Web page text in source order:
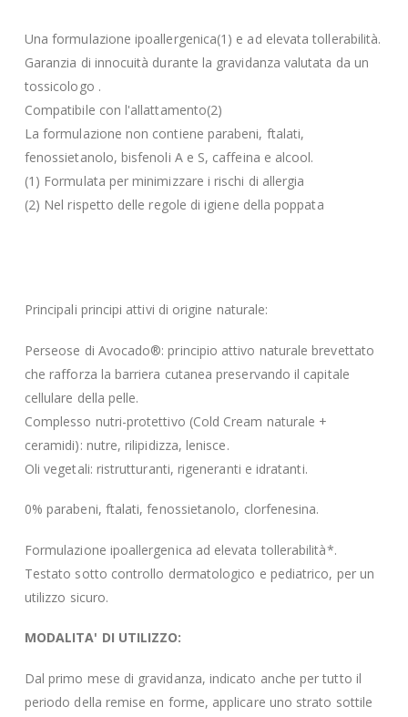
Una formulazione ipoallergenica(1) e ad elevata tollerabilità.
Garanzia di innocuità durante la gravidanza valutata da un
tossicologo .
Compatibile con l'allattamento(2)
La formulazione non contiene parabeni, ftalati,
fenossietanolo, bisfenoli A e S, caffeina e alcool.
(1) Formulata per minimizzare i rischi di allergia
(2) Nel rispetto delle regole di igiene della poppata
Principali principi attivi di origine naturale:
Perseose di Avocado®: principio attivo naturale brevettato
che rafforza la barriera cutanea preservando il capitale
cellulare della pelle.
Complesso nutri-protettivo (Cold Cream naturale +
ceramidi): nutre, rilipidizza, lenisce.
Oli vegetali: ristrutturanti, rigeneranti e idratanti.
0% parabeni, ftalati, fenossietanolo, clorfenesina.
Formulazione ipoallergenica ad elevata tollerabilità*.
Testato sotto controllo dermatologico e pediatrico, per un
utilizzo sicuro.
MODALITA' DI UTILIZZO:
Dal primo mese di gravidanza, indicato anche per tutto il
periodo della remise en forme, applicare uno strato sottile